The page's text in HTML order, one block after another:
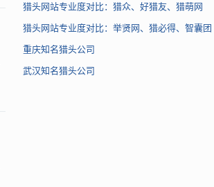
猎头网站专业度对比：猎众、好猎友、猎萌网
猎头网站专业度对比：举贤网、猎必得、智囊团
重庆知名猎头公司
武汉知名猎头公司